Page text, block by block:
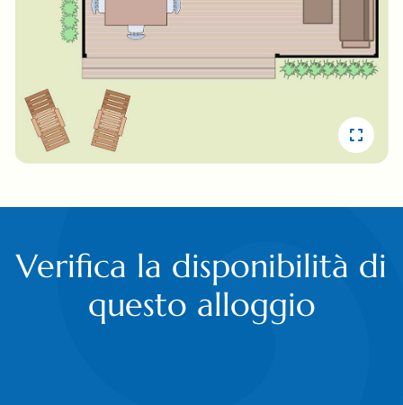
Verifica la disponibilità di
questo alloggio